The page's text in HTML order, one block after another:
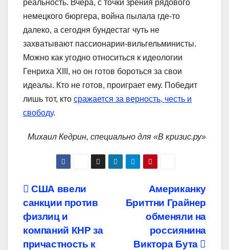
реальность. Вчера, с точки зрения рядового
немецкого бюргера, война пылала где-то
далеко, а сегодня бундестаг чуть не
захватывают пассионарии-вильгельминисты.
Можно как угодно относиться к идеологии
Генриха XIII, но он готов бороться за свои
идеалы. Кто не готов, проиграет ему. Победит
лишь тот, кто сражается за верность, честь и
свободу.
Михаил Кедрин, специально для «В кризис.ру»
Навигация
по
записям
Американку
Бриттни Грайнер
обменяли на
россиянина
Виктора Бута
США ввели
санкции против
физлиц и
компаний КНР за
причастность к